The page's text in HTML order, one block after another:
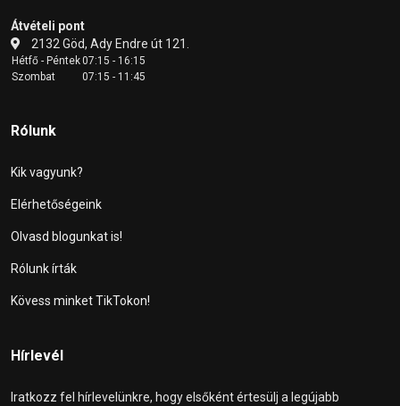
Átvételi pont
2132 Göd, Ady Endre út 121.
Hétfő - Péntek07:15 - 16:15
Szombat
07:15 - 11:45
Rólunk
Kik vagyunk?
Elérhetőségeink
Olvasd blogunkat is!
Rólunk írták
Kövess minket TikTokon!
Hírlevél
Iratkozz fel hírlevelünkre, hogy elsőként értesülj a legújabb